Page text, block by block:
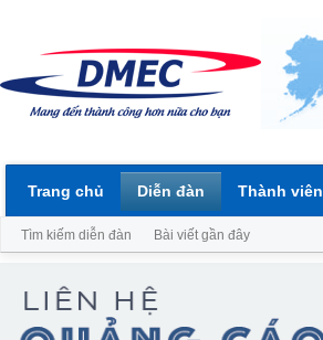
Trang chủ Diễn đàn
Tìm kiếm diễn đàn Bài viết gần đây
Thành viên